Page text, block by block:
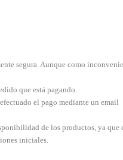
segura. Aunque como
que está pagando.
el pago mediante un email
de los productos, ya que
iniciales.